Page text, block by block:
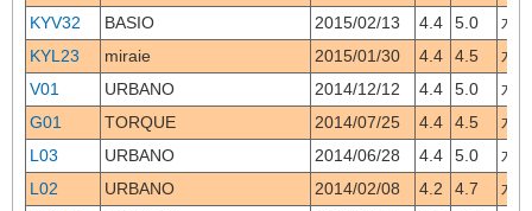
KYV32
BASIO 2015/02/13 4.4 5.0
水/
KYL23
miraie 2015/01/30 4.4 4.5
水/
V01
URBANO 2014/12/12 4.4 5.0
水/
G01
TORQUE 2014/07/25 4.4 4.5
水/
L03
URBANO 2014/06/28 4.4 5.0
水/
L02
URBANO 2014/02/08 4.2 4.7
水/